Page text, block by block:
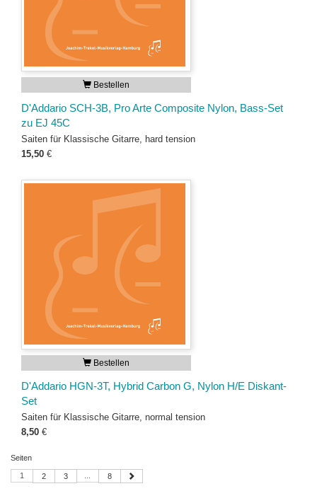
Bestellen
D'Addario SCH-3B, Pro Arte Composite Nylon, Bass-Set
zu EJ 45C
Saiten für Klassische Gitarre, hard tension
15,50 €
Bestellen
D'Addario HGN-3T, Hybrid Carbon G, Nylon H/E Diskant-
Set
Saiten für Klassische Gitarre, normal tension
8,50 €
Seiten
1 2 3 ... 8